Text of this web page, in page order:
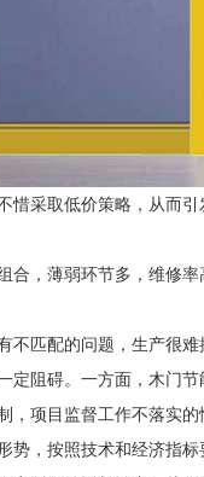
惜采取低价策略，从而
合，薄弱环节多，维修
匹配的问题，生产很
定阻碍。一方面，木门
项目监督工作不落实的
势，按照技术和经济指